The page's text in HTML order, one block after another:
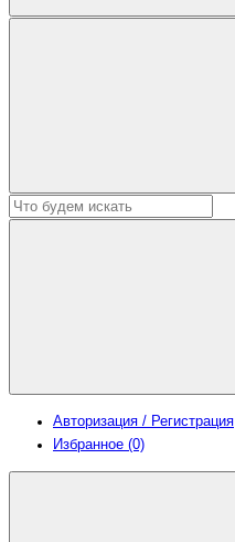
Авторизация / Регистрация
Избранное (0)